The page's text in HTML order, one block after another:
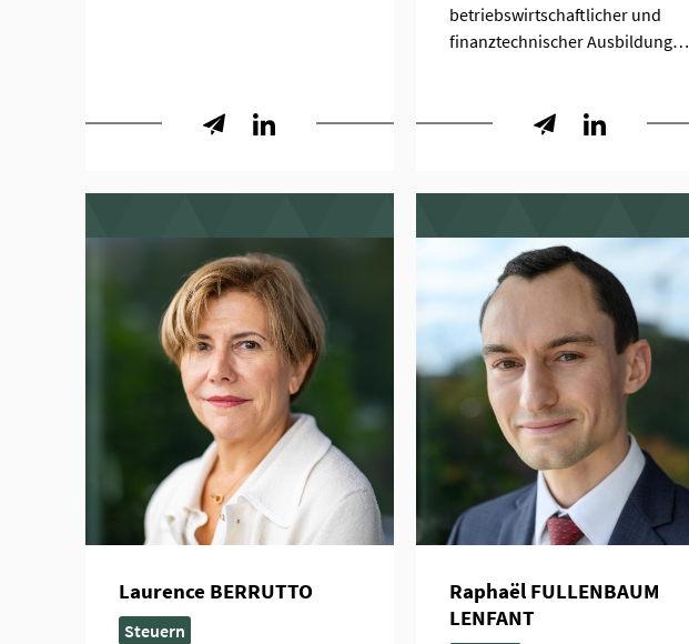
betriebswirtschaftlicher und
finanztechnischer Ausbildung…
Laurence BERRUTTO
Steuern
Raphaël FULLENBAUM
LENFANT